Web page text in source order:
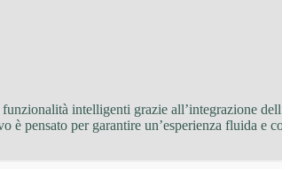
intelligenti grazie all’integrazione
è pensato per garantire un’esperienza fluida e